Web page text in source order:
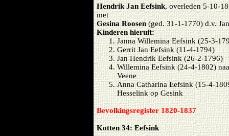
Hendrik Jan Eefsink, overleden 5-10-
met
Gesina Roosen(ged. 31-1-1770) d.v.
Kinderen hieruit:
Janna Willemina Eefsink (25-3-
Gerrit Jan Eefsink (11-4-1794)
Jan Hendrik Eefsink (26-2-1796)
Willemina Eefsink (24-4-1802)
Veene
Anna Catharina Eefsink (15-4-
Hesselink op Gesink
Bevolkingsregister 1820-1837
Kotten 34: Eefsink